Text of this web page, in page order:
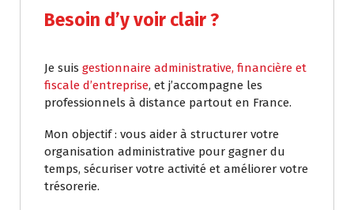
Besoin d’y voir clair ?
Je suis gestionnaire administrative, financière et
fiscale d’entreprise, et j’accompagne les
professionnels à distance partout en France.
Mon objectif : vous aider à structurer votre
organisation administrative pour gagner du
temps, sécuriser votre activité et améliorer votre
trésorerie.